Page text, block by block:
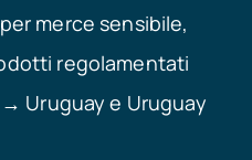
merce sensibile,
regolamentati
Uruguay e Uruguay